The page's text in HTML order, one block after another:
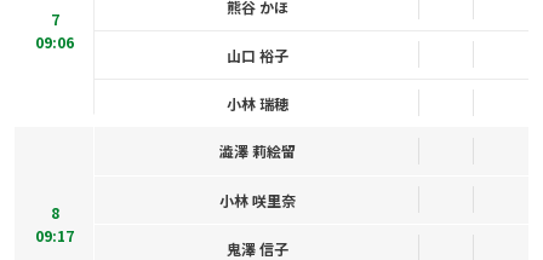
7
09:06
熊谷 かほ
山口 裕子
小林 瑞穂
8
09:17
澁澤 莉絵留
小林 咲里奈
鬼澤 信子